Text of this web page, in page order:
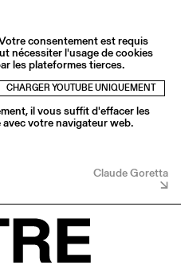
consentement est requis
nécessiter l'usage de cookies
les plateformes tierces.
CHARGER YOUTUBE UNIQUEMENT
il vous suffit d'effacer les
votre navigateur web.
Claude Goretta